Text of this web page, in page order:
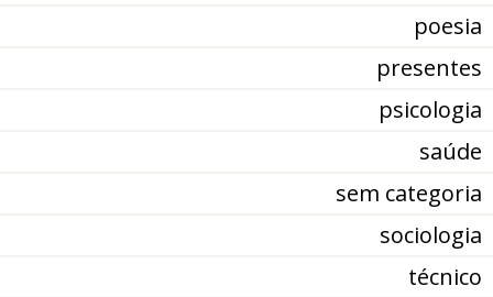
poesia
presentes
psicologia
saúde
sem categoria
sociologia
técnico